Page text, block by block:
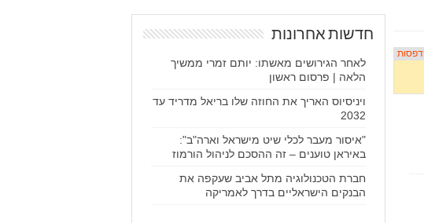
חדשות אחרונות
לאחר הגירושים מאשתו: יותם זמרי ממשיך
הלאה | פרסום ראשון
ויניסיוס האריך את החוזה שלו בריאל מדריד עד
2032
"איסור מעבר לכלי שיט מישראל וארה"ב":
באיראן טוענים – זה ההסכם לניהול הורמוז
חברת הטכנולוגיה מתל אביב שעקפה את
הבנקים הישראליים בדרך לאמריקה